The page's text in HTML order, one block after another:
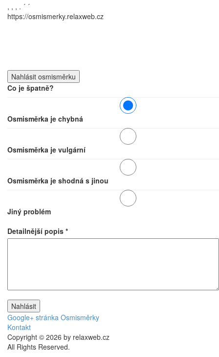
, , , . ´ ´
https://osmismerky.relaxweb.cz
Co je špatně?
Osmisměrka je chybná
Osmisměrka je vulgární
Osmisměrka je shodná s jinou
Jiný problém
Detailnější popis *
Google+ stránka Osmisměrky
Kontakt
Copyright © 2026 by relaxweb.cz
All Rights Reserved.